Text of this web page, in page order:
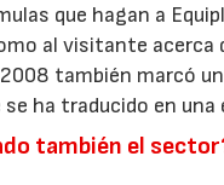
que hagan a
al visitante acerca
también marcó
ha traducido en
también el